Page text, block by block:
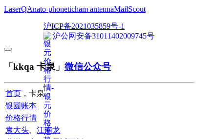
LaserQAnato-phoneticham antennaMailScout
沪ICP备2021035859号-1
沪公网安备31011402009745号
「kkqa 卡泉」 微信公众号
首页 ，卡泉
银圆账本
价格行情
袁大头
江南龙